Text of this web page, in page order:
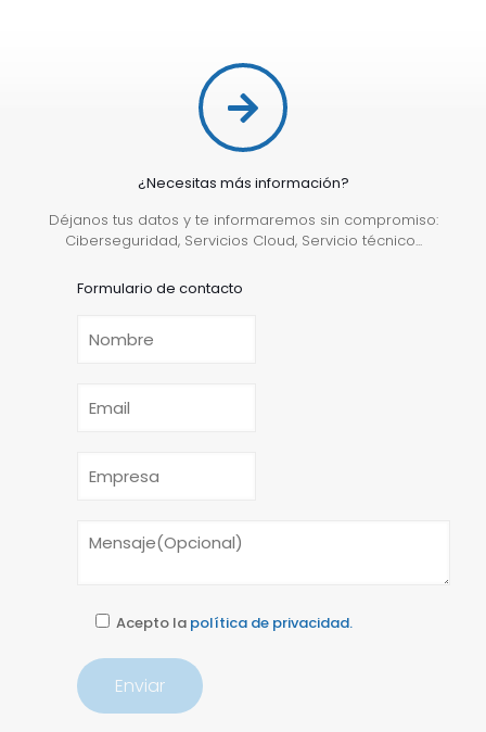
¿Necesitas más información?
Déjanos tus datos y te informaremos sin compromiso:
Ciberseguridad, Servicios Cloud, Servicio técnico...
Formulario de contacto
Acepto la política de privacidad.